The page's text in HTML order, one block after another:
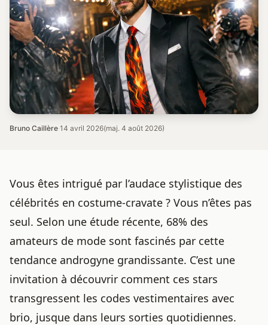
Bruno Caillère·14 avril 2026(maj. 4 août 2026)
Vous êtes intrigué par l’audace stylistique des
célébrités en costume-cravate ? Vous n’êtes pas
seul. Selon une étude récente, 68% des
amateurs de mode sont fascinés par cette
tendance androgyne grandissante. C’est une
invitation à découvrir comment ces stars
transgressent les codes vestimentaires avec
brio, jusque dans leurs sorties quotidiennes.